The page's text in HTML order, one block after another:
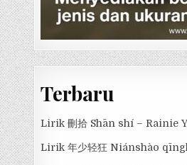
Terbaru
Lirik 刪拾 Shān shí – Rainie
Lirik 年少轻狂 Niánshào